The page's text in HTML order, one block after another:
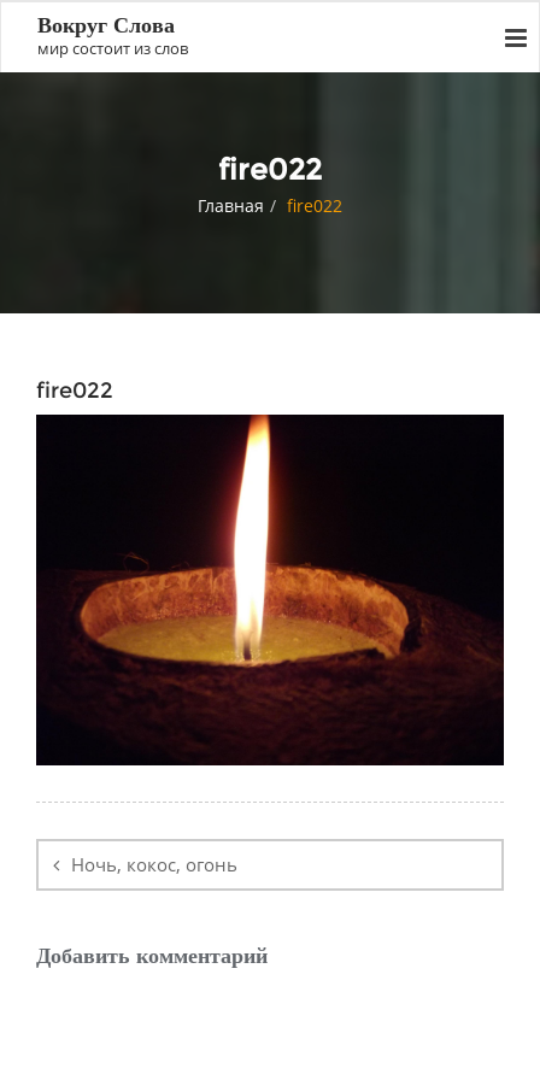
Вокруг Слова
мир состоит из слов
fire022
Главная fire022
fire022
по
записям
Ночь, кокос, огонь
Добавить комментарий